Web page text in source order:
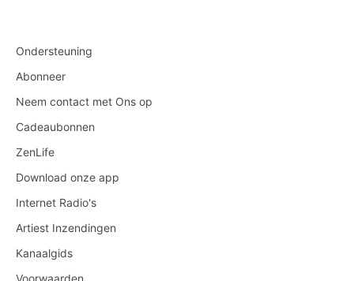
Ondersteuning
Abonneer
Neem contact met Ons op
Cadeaubonnen
ZenLife
Download onze app
Internet Radio's
Artiest Inzendingen
Kanaalgids
Voorwaarden